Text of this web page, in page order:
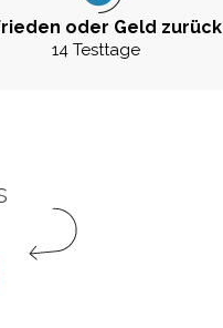
oder Geld zurück
14 Testtage
Instagram